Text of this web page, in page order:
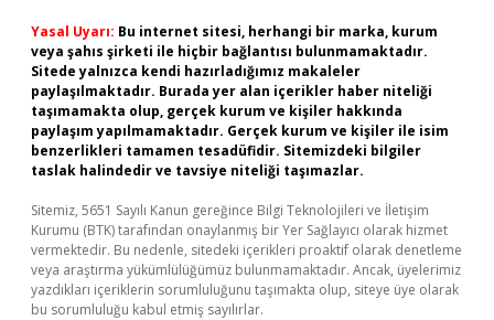
Yasal Uyarı: Bu internet sitesi, herhangi bir marka, kurum
veya şahıs şirketi ile hiçbir bağlantısı bulunmamaktadır.
Sitede yalnızca kendi hazırladığımız makaleler
paylaşılmaktadır. Burada yer alan içerikler haber niteliği
taşımamakta olup, gerçek kurum ve kişiler hakkında
paylaşım yapılmamaktadır. Gerçek kurum ve kişiler ile isim
benzerlikleri tamamen tesadüfidir. Sitemizdeki bilgiler
taslak halindedir ve tavsiye niteliği taşımazlar.
Sitemiz, 5651 Sayılı Kanun gereğince Bilgi Teknolojileri ve İletişim
Kurumu (BTK) tarafından onaylanmış bir Yer Sağlayıcı olarak hizmet
vermektedir. Bu nedenle, sitedeki içerikleri proaktif olarak denetleme
veya araştırma yükümlülüğümüz bulunmamaktadır. Ancak, üyelerimiz
yazdıkları içeriklerin sorumluluğunu taşımakta olup, siteye üye olarak
bu sorumluluğu kabul etmiş sayılırlar.